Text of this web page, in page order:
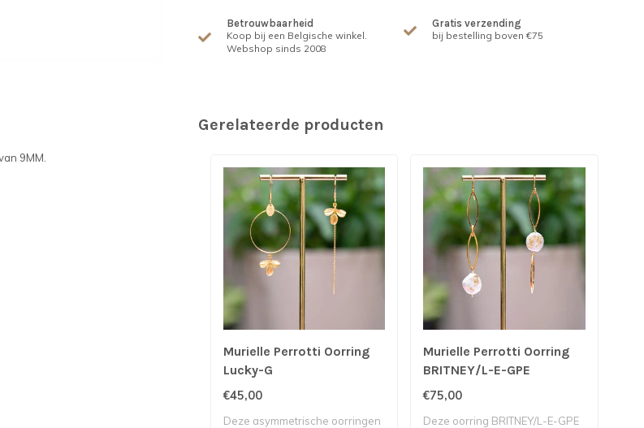
Betrouwbaarheid
Koop bij een Belgische winkel.
Webshop sinds 2008
Gratis verzending
bij bestelling boven €75
9MM.
Gerelateerde producten
Murielle Perrotti Oorring
Lucky-G
€45,00
Deze asymmetrische oorringen
Murielle Perrotti Oorring
BRITNEY/L-E-GPE
€75,00
Deze oorring BRITNEY/L-E-GPE